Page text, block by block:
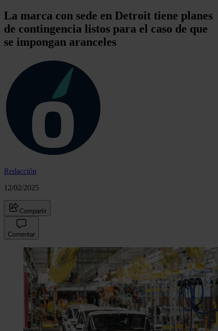
La marca con sede en Detroit tiene planes
de contingencia listos para el caso de que
se impongan aranceles
Redacción
12/02/2025
Compartir
Comentar